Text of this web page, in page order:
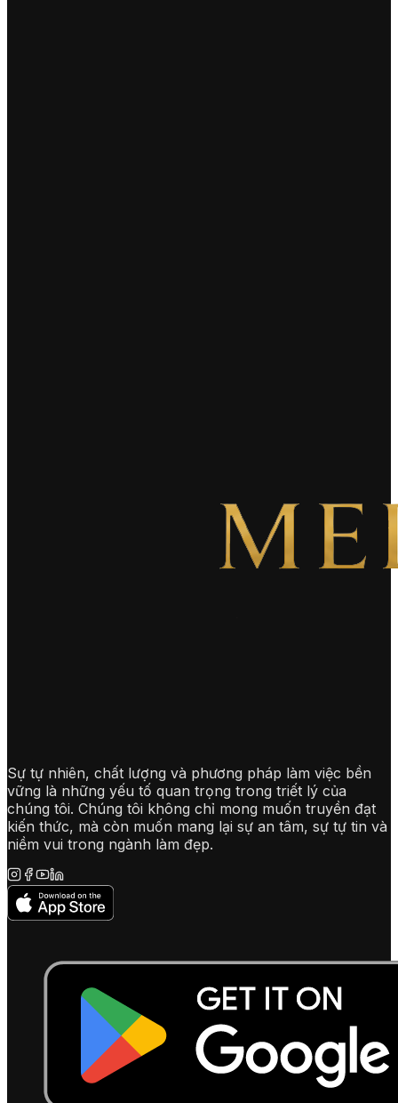
Sự tự nhiên, chất lượng và phương pháp làm việc bền
vững là những yếu tố quan trọng trong triết lý của
chúng tôi. Chúng tôi không chỉ mong muốn truyền đạt
kiến thức, mà còn muốn mang lại sự an tâm, sự tự tin và
niềm vui trong ngành làm đẹp.